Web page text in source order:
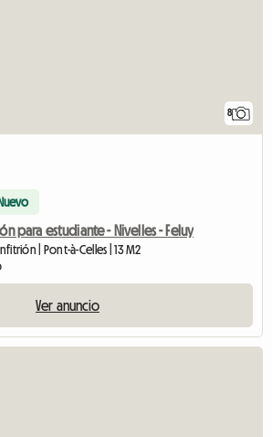
8
para estudiante - Nivelles - Feluy
| Pont-à-Celles | 13 M2
Ver anuncio